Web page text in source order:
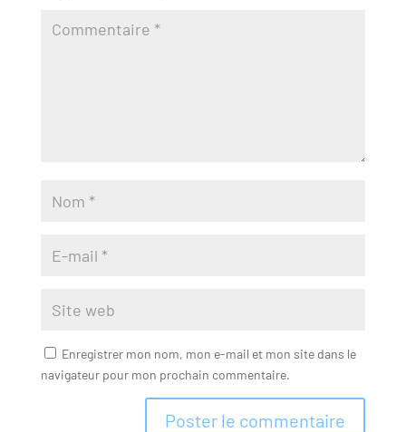
Enregistrer mon nom, mon e-mail et mon site dans le
navigateur pour mon prochain commentaire.